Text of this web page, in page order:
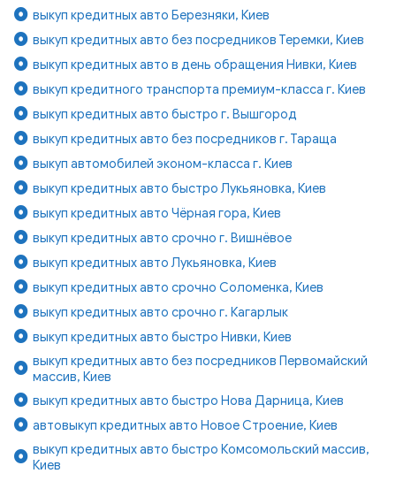
выкуп кредитных авто Березняки, Киев
выкуп кредитных авто без посредников Теремки, Киев
выкуп кредитных авто в день обращения Нивки, Киев
выкуп кредитного транспорта премиум-класса г. Киев
выкуп кредитных авто быстро г. Вышгород
выкуп кредитных авто без посредников г. Тараща
выкуп автомобилей эконом-класса г. Киев
выкуп кредитных авто быстро Лукьяновка, Киев
выкуп кредитных авто Чёрная гора, Киев
выкуп кредитных авто срочно г. Вишнёвое
выкуп кредитных авто Лукьяновка, Киев
выкуп кредитных авто срочно Соломенка, Киев
выкуп кредитных авто срочно г. Кагарлык
выкуп кредитных авто быстро Нивки, Киев
выкуп кредитных авто без посредников Первомайский
массив, Киев
выкуп кредитных авто быстро Нова Дарница, Киев
автовыкуп кредитных авто Новое Строение, Киев
выкуп кредитных авто быстро Комсомольский массив,
Киев